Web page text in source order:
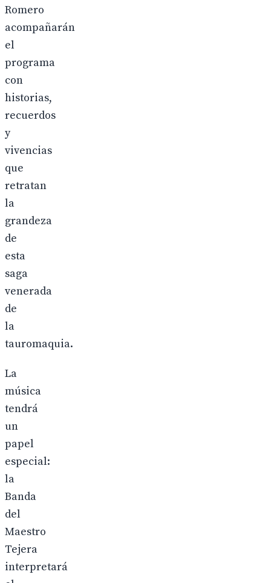
Romero
acompañarán
el
programa
con
historias,
recuerdos
y
vivencias
que
retratan
la
grandeza
de
esta
saga
venerada
de
la
tauromaquia.
La
música
tendrá
un
papel
especial:
la
Banda
del
Maestro
Tejera
interpretará